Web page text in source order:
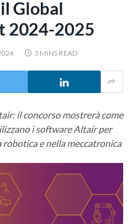
Global
2024-2025
3 MINS READ
il concorso mostrerà come
i software Altair per
e nella meccatronica